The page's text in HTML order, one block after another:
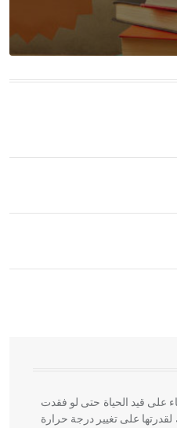
الهندسية التي ارتبطت
الشام ومصر خاصة، حيث يحرص
في الواجهات
على قيد الحياة حتى لو فقدت
على تغيير درجة حرارة